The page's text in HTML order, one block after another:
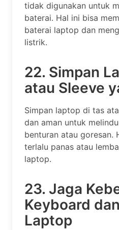
tidak digunakan untuk
baterai. Hal ini bisa
baterai laptop dan
listrik.
22. Simpan
atau Sleeve
Simpan laptop di tas
dan aman untuk
benturan atau goresan.
terlalu panas atau
laptop.
23. Jaga
Keyboard
Laptop